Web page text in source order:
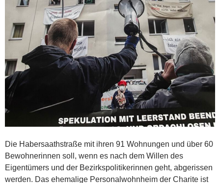
Die Habersaathstraße mit ihren 91 Wohnungen und über 60
Bewohnerinnen soll, wenn es nach dem Willen des
Eigentümers und der Bezirkspolitikerinnen geht, abgerissen
werden. Das ehemalige Personalwohnheim der Charite ist